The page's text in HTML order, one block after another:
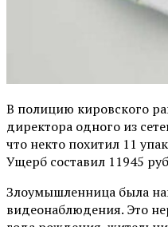
В полицию кировского
директора одного из
что некто похитил 11
Ущерб составил 11945
Злоумышленница была
видеонаблюдения. Это